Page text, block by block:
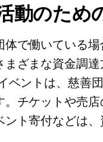
動のため
体で働いている
まざまな資金調
ベントは、慈善
。チケットや売
ント寄付などは、